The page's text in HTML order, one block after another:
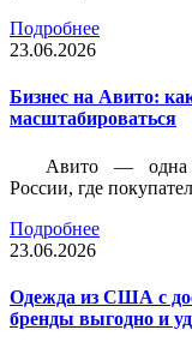
Подробнее
23.06.2026
Бизнес на Авито:
масштабироваться
Авито — одна
России, где
Подробнее
23.06.2026
Одежда из США с
бренды выгодно и